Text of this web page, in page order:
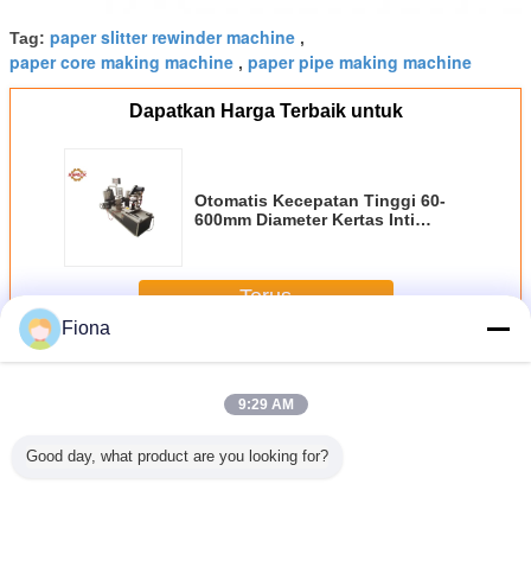
Tag: paper slitter rewinder machine ,
paper core making machine , paper pipe making machine
Dapatkan Harga Terbaik untuk
Otomatis Kecepatan Tinggi 60-
600mm Diameter Kertas Inti
Terus
LebihMesin Pembuat Kertas Tabung Otomatis
Fiona
9:29 AM
Good day, what product are you looking for?